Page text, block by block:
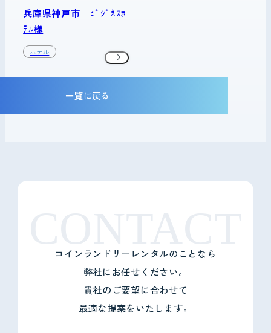
兵庫県神戸市 ﾋﾞｼﾞﾈｽﾎ
ﾃﾙ様
ホテル
一覧に戻る
コインランドリーレンタルのことなら
弊社にお任せください。
貴社のご要望に合わせて
最適な提案をいたします。